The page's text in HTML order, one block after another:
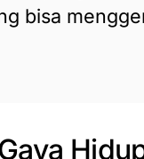
bisa